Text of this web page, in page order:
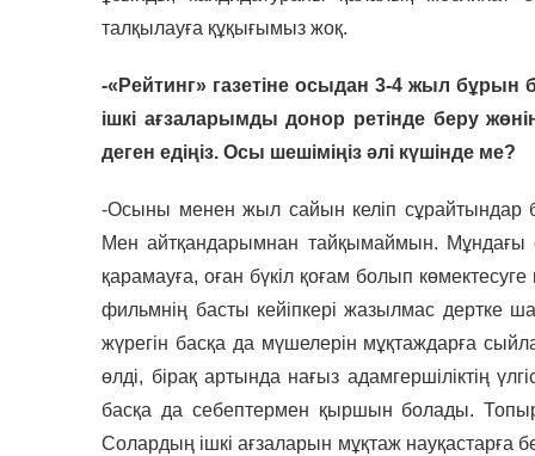
талқылауға құқығымыз жоқ.
-«Рейтинг» газетіне осыдан 3-4 жыл бұрын
ішкі ағзаларымды донор ретінде беру
деген едіңіз. Осы шешіміңіз әлі күшінде ме?
-Осыны менен жыл сайын келіп сұрайтындар
Мен айтқандарымнан тайқымаймын. Мұндағы
қарамауға, оған бүкіл қоғам болып
фильмнің басты кейіпкері жазылмас дертке
жүрегін басқа да мүшелерін мұқтаждарға
өлді, бірақ артында нағыз адамгершіліктің
басқа да себептермен қыршын болады.
Солардың ішкі ағзаларын мұқтаж науқастарға